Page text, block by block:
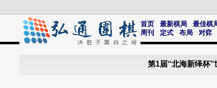
首页 最新棋局
最佳棋
周刊
定式 布局 对弈
第1届“北海新绎杯